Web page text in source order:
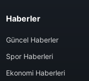
Haberler
Güncel Haberler
Spor Haberleri
Ekonomi Haberleri